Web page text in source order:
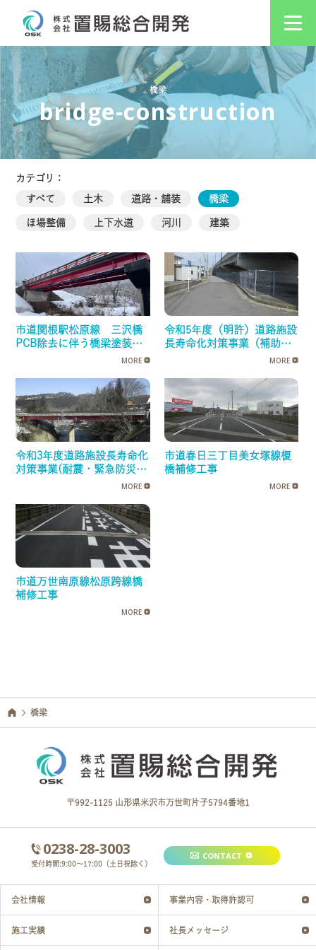
橋梁
bridge-construction
カテゴリ：
すべて 土木 道路・舗装 橋梁
ほ場整備 上下水道 河川 建築
市道関根駅松原線 三沢橋
PCB除去に伴う橋梁塗装替
MORE
令和5年度（明許）道路施設
長寿命化対策事業（補助・
修繕・補正・公所）主要地
橋梁補修工事
MORE
令和3年度道路施設長寿命化
対策事業(耐震・緊急防災)
一般県道綱木米沢停車場線
MORE
市道春日三丁目美女塚線榎
橋補修工事
MORE
市道万世南原線松原跨線橋
補修工事
MORE
橋梁
〒992-1125 山形県米沢市万世町片子5794番地1
0238-28-3003
受付時間:9:00～17:00（土日祝除く）
CONTACT
会社情報 事業内容・取得許認可
施工実績 社長メッセージ